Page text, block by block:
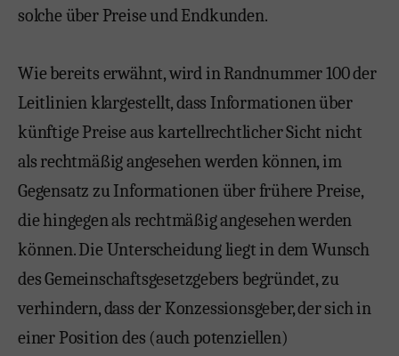
solche über Preise und Endkunden.
Wie bereits erwähnt, wird in Randnummer 100 der
Leitlinien klargestellt, dass Informationen über
künftige Preise aus kartellrechtlicher Sicht nicht
als rechtmäßig angesehen werden können, im
Gegensatz zu Informationen über frühere Preise,
die hingegen als rechtmäßig angesehen werden
können. Die Unterscheidung liegt in dem Wunsch
des Gemeinschaftsgesetzgebers begründet, zu
verhindern, dass der Konzessionsgeber, der sich in
einer Position des (auch potenziellen)